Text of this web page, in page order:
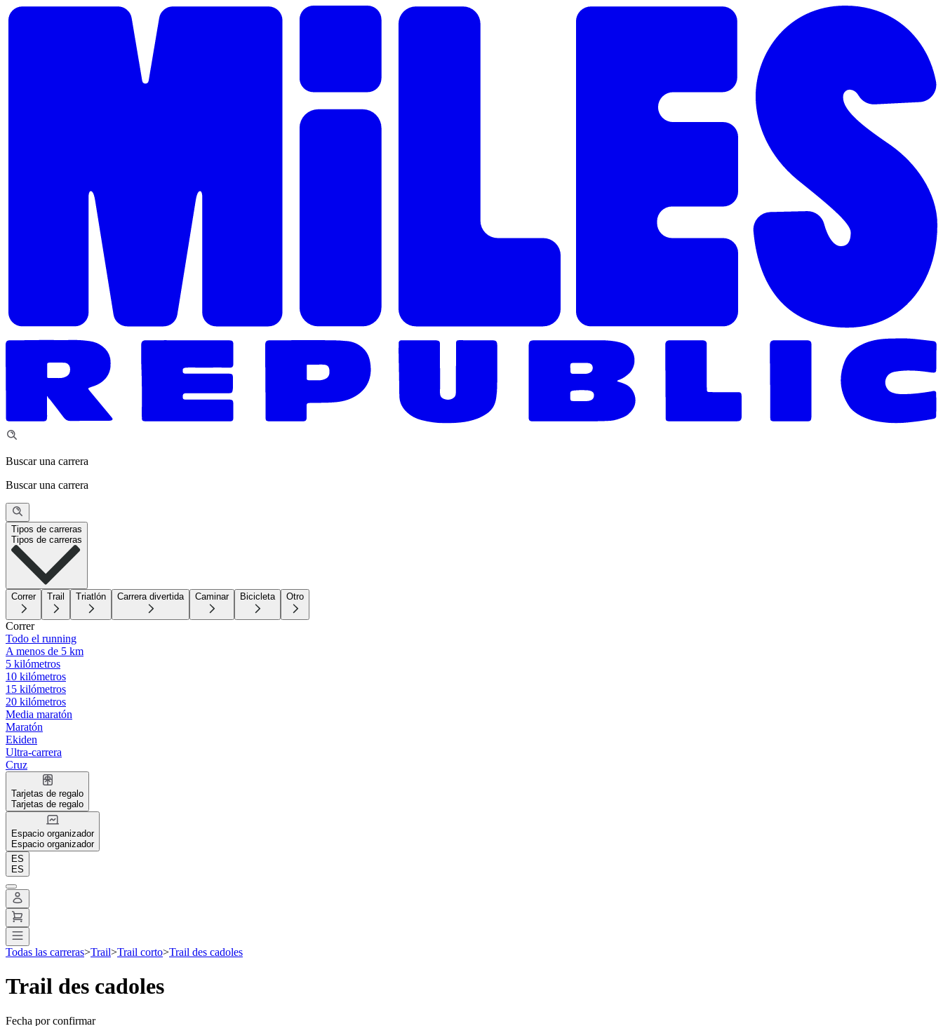
Buscar una carrera
Buscar una carrera
Tipos de carreras
Tipos de carreras
Correr Trail Triatlón Carrera divertida Caminar Bicicleta Otro
Correr
Todo el running
A menos de 5 km
5 kilómetros
10 kilómetros
15 kilómetros
20 kilómetros
Media maratón
Maratón
Ekiden
Ultra-carrera
Cruz
Tarjetas de regalo
Tarjetas de regalo
Espacio organizador
Espacio organizador
ES
ES
Todas las carreras>Trail>Trail corto>Trail des cadoles
Trail des cadoles
Fecha por confirmar